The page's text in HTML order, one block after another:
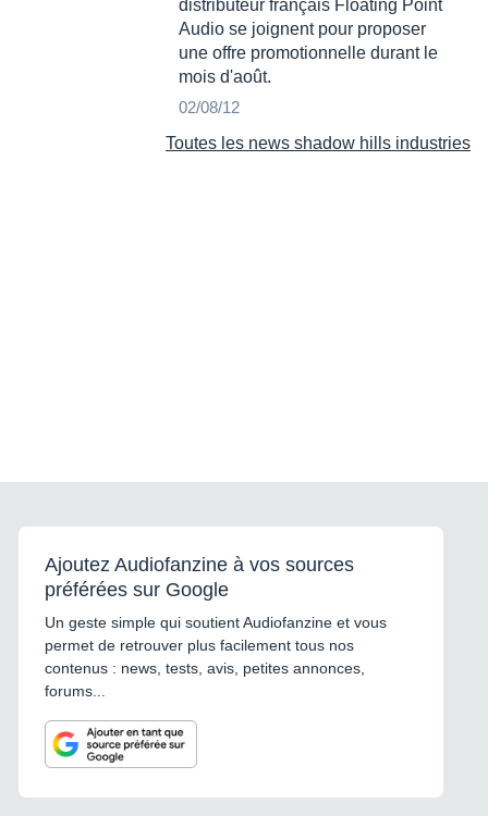
distributeur français Floating Point
Audio se joignent pour proposer
une offre promotionnelle durant le
mois d'août.
02/08/12
Toutes les news shadow hills industries
Ajoutez Audiofanzine à vos sources
préférées sur Google
Un geste simple qui soutient Audiofanzine et vous
permet de retrouver plus facilement tous nos
contenus : news, tests, avis, petites annonces,
forums...